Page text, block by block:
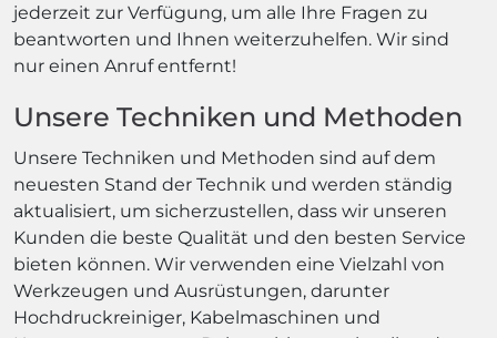
jederzeit zur Verfügung, um alle Ihre Fragen zu
beantworten und Ihnen weiterzuhelfen. Wir sind
nur einen Anruf entfernt!
Unsere Techniken und Methoden
Unsere Techniken und Methoden sind auf dem
neuesten Stand der Technik und werden ständig
aktualisiert, um sicherzustellen, dass wir unseren
Kunden die beste Qualität und den besten Service
bieten können. Wir verwenden eine Vielzahl von
Werkzeugen und Ausrüstungen, darunter
Hochdruckreiniger, Kabelmaschinen und